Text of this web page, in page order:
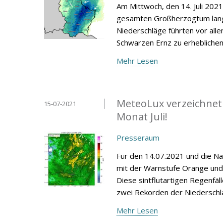
Am Mittwoch, den 14. Juli
gesamten Großherzogtum
Niederschläge führten vor
Schwarzen Ernz zu
Mehr Lesen
MeteoLux
Monat Juli!
15-07-2021
Presseraum
Für den 14.07.2021 und die
mit der Warnstufe Orange
Diese sintflutartigen
zwei Rekorden der
Mehr Lesen